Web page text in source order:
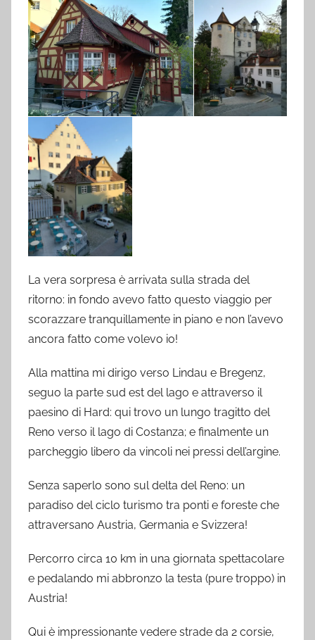
La vera sorpresa è arrivata sulla strada del
ritorno: in fondo avevo fatto questo viaggio per
scorazzare tranquillamente in piano e non l’avevo
ancora fatto come volevo io!
Alla mattina mi dirigo verso Lindau e Bregenz,
seguo la parte sud est del lago e attraverso il
paesino di Hard: qui trovo un lungo tragitto del
Reno verso il lago di Costanza; e finalmente un
parcheggio libero da vincoli nei pressi dell’argine.
Senza saperlo sono sul delta del Reno: un
paradiso del ciclo turismo tra ponti e foreste che
attraversano Austria, Germania e Svizzera!
Percorro circa 10 km in una giornata spettacolare
e pedalando mi abbronzo la testa (pure troppo) in
Austria!
Qui è impressionante vedere strade da 2 corsie,